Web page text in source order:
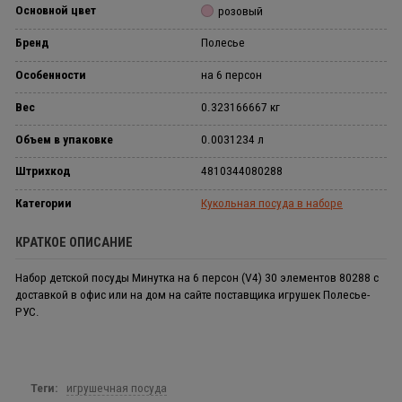
Основной цвет розовый
Бренд Полесье
Особенности на 6 персон
Вес 0.323166667 кг
Объем в упаковке 0.0031234 л
Штрихкод 4810344080288
Категории Кукольная посуда в наборе
КРАТКОЕ ОПИСАНИЕ
Набор детской посуды Минутка на 6 персон (V4) 30 элементов 80288 с
доставкой в офис или на дом на сайте поставщика игрушек Полесье-
РУС.
Теги: игрушечная посуда